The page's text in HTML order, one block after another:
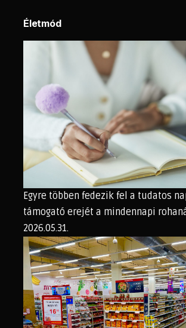
Életmód
Egyre többen fedezik fel a tudatos
támogató erejét a mindennapi
2026.05.31.